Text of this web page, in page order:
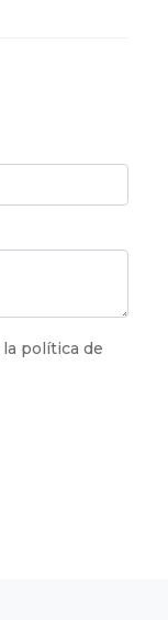
la política de